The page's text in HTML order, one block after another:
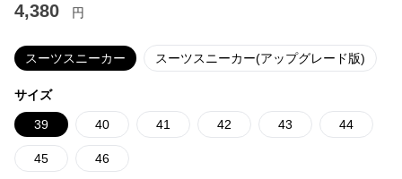
4,380 円
スーツスニーカー スーツスニーカー(アップグレード版)
サイズ
39 40 41 42 43 44
45 46